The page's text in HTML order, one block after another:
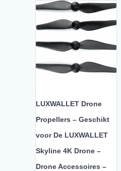
LUXWALLET Drone
Propellers – Geschikt
voor De LUXWALLET
Skyline 4K Drone –
Drone Accessoires –